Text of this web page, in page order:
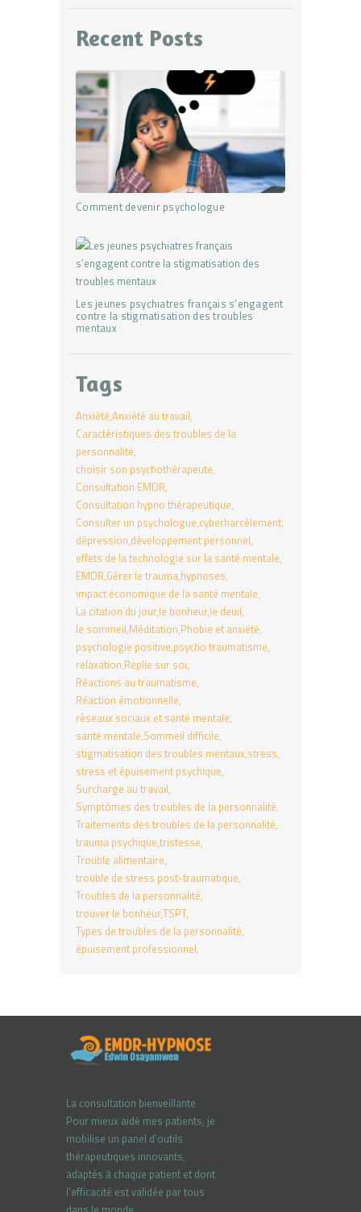
Recent Posts
Comment devenir psychologue
Les jeunes psychiatres français s’engagent
contre la stigmatisation des troubles
mentaux
Tags
Anxiété Anxiété au travail
Caractéristiques des troubles de la
personnalité
choisir son psychothérapeute
Consultation EMDR
Consultation hypno thérapeutique
Consulter un psychologue cyberharcèlement
dépression développement personnel
effets de la technologie sur la santé mentale
EMDR Gérer le trauma hypnoses
impact économique de la santé mentale
La citation du jour le bonheur le deuil
le sommeil Méditation Phobie et anxiété
psychologie positive psycho traumatisme
relaxation Replie sur soi
Réactions au traumatisme
Réaction émotionnelle
réseaux sociaux et santé mentale
santé mentale Sommeil difficile
stigmatisation des troubles mentaux stress
stress et épuisement psychique
Surcharge au travail
Symptômes des troubles de la personnalité
Traitements des troubles de la personnalité
trauma psychique tristesse
Trouble alimentaire
trouble de stress post-traumatique
Troubles de la personnalité
trouver le bonheurTSPT
Types de troubles de la personnalité
épuisement professionnel
La consultation bienveillante
Pour mieux aidé mes patients, je
mobilise un panel d’outils
thérapeutiques innovants,
adaptés à chaque patient et dont
l’efficacité est validée par tous